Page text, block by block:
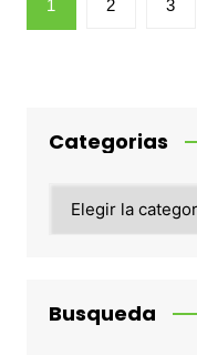
de
1 2 3
Categorias
Busqueda